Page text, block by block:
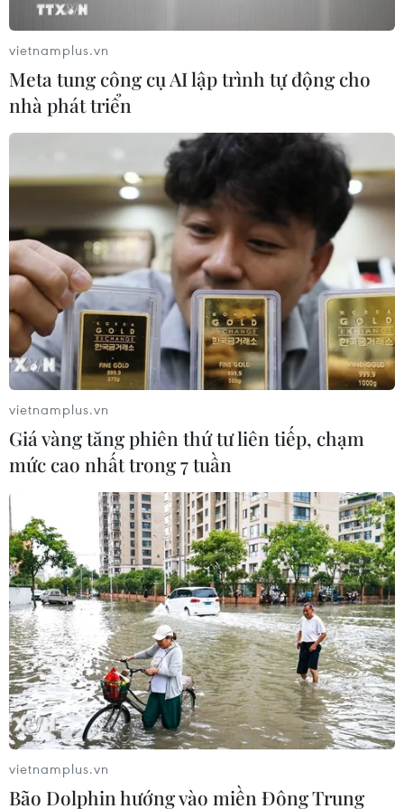
#Hàn Quốc #Triều Tiên
#Khu Kaesong
#Làng Panmunjom
#Thỏa thuận
Hàn Quốc
Triều Tiên
Theo dõi VietnamPlus
TIN CÙNG CHUYÊN MỤC
Quân đội Hàn Quốc thông báo Triều
Tiên phóng vật thể chưa xác định
06/08/2026 08:31
Dấu mốc quan trọng trong quan hệ
Việt Nam-Australia
06/08/2026 08:29
vietnamplus.vn
Meta tung công cụ AI lập trình tự động cho
nhà phát triển
vietnamplus.vn
Giá vàng tăng phiên thứ tư liên tiếp, chạm
mức cao nhất trong 7 tuần
vietnamplus.vn
Bão Dolphin hướng vào miền Đông Trung